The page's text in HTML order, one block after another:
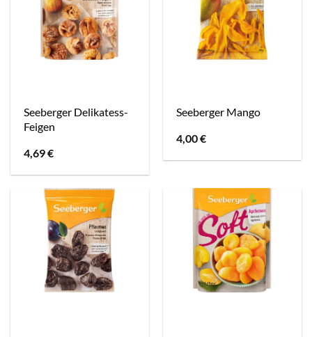
Seeberger Delikatess-
Feigen
4,69€
Seeberger Mango
4,00€